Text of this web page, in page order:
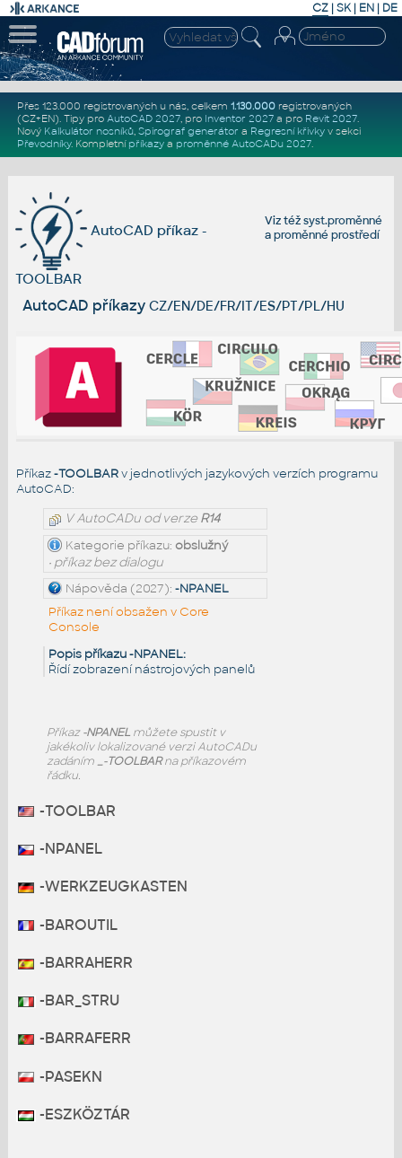
CZ | SK| EN | DE
Přes 123.000 registrovaných u nás, celkem 1.130.000registrovaných
(CZ+EN). Tipy pro AutoCAD 2027, pro Inventor 2027a pro Revit 2027.
Nový Kalkulátor nosníků, Spirograf generátor a Regresní křivkyv sekci
Převodníky. Kompletní příkazya proměnné AutoCADu 2027.
Viz téžsyst.proměnné
aproměnné prostředí
AutoCAD příkaz -
TOOLBAR
AutoCAD příkazy CZ/EN/DE/FR/IT/ES/PT/PL/HU
Příkaz-TOOLBARv jednotlivých jazykových verzích programu
AutoCAD:
V AutoCADu od verzeR14
Kategorie příkazu: obslužný
• příkaz bez dialogu
Nápověda (2027): -NPANEL
Příkaz není obsažen v Core
Console
Popis příkazu -NPANEL:
Řídí zobrazení nástrojových panelů
Příkaz-NPANELmůžete spustit v
jakékoliv lokalizované verzi AutoCADu
zadáním _-TOOLBARna příkazovém
řádku.
-TOOLBAR
-NPANEL
-WERKZEUGKASTEN
-BAROUTIL
-BARRAHERR
-BAR_STRU
-BARRAFERR
-PASEKN
-ESZKÖZTÁR